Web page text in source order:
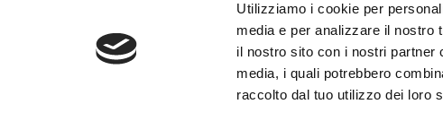
Utilizziamo i cookie per
media e per analizzare il nostro
il nostro sito con i nostri partner
media, i quali potrebbero
raccolto dal tuo utilizzo dei loro